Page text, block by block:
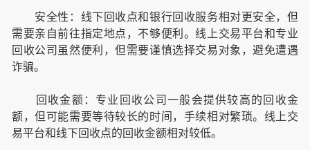
安全性：线下回收点和银行回收服务相对更安全，但
需要亲自前往指定地点，不够便利。线上交易平台和专业
回收公司虽然便利，但需要谨慎选择交易对象，避免遭遇
诈骗。
回收金额：专业回收公司一般会提供较高的回收金
额，但可能需要等待较长的时间，手续相对繁琐。线上交
易平台和线下回收点的回收金额相对较低。